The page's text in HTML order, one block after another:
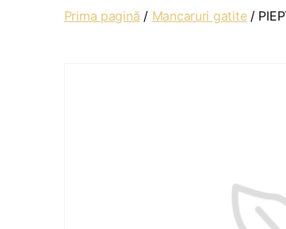
Prima pagină / Mancaruri gatite/